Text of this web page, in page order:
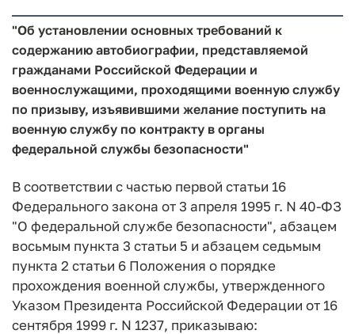
"Об установлении основных требований к
содержанию автобиографии, представляемой
гражданами Российской Федерации и
военнослужащими, проходящими военную службу
по призыву, изъявившими желание поступить на
военную службу по контракту в органы
федеральной службы безопасности"
В соответствии с частью первой статьи 16
Федерального закона от 3 апреля 1995 г. N 40-ФЗ
"О федеральной службе безопасности", абзацем
восьмым пункта 3 статьи 5 и абзацем седьмым
пункта 2 статьи 6 Положения о порядке
прохождения военной службы, утвержденного
Указом Президента Российской Федерации от 16
сентября 1999 г. N 1237, приказываю: